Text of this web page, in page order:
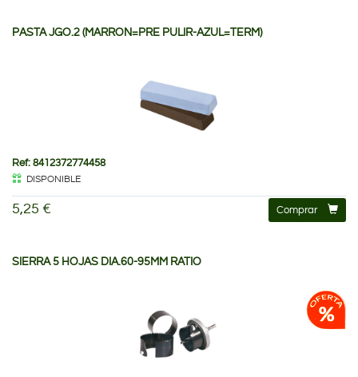
PASTA JGO.2 (MARRON=PRE PULIR-AZUL=TERM)
Ref: 8412372774458
DISPONIBLE
5,25 € Comprar
SIERRA 5 HOJAS DIA.60-95MM RATIO